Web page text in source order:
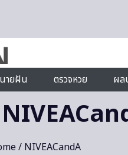
ายฝัน ตรวจหวย ผล
/ NIVEACandA